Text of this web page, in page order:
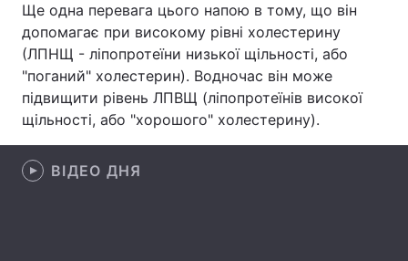
Здоров'я Туризм
Цікавинки Погода
Регіони
Лонгріди
Відео з Youtube
Ще одна перевага цього напою в тому, що він
допомагає при високому рівні холестерину
(ЛПНЩ - ліпопротеїни низької щільності, або
"поганий" холестерин). Водночас він може
підвищити рівень ЛПВЩ (ліпопротеїнів високої
щільності, або "хорошого" холестерину).
ВІДЕО ДНЯ